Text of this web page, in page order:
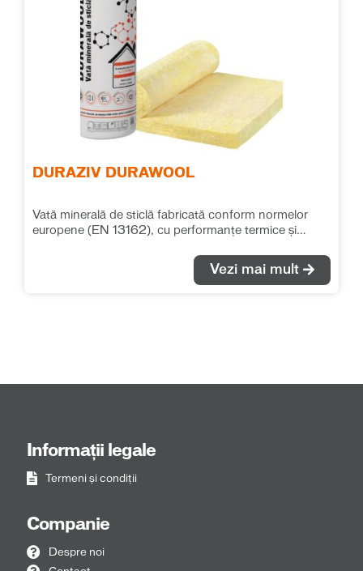
DURAZIV DURAWOOL
Vată minerală de sticlă fabricată conform normelor
europene (EN 13162), cu performanțe termice și
termice și fonice în toate tipurile de aplicații, fără ca
saltelele de vată să fie supuse unor solicitări mecanice
Vezi mai mult
Informații legale
Termeni și condiții
Companie
Despre noi